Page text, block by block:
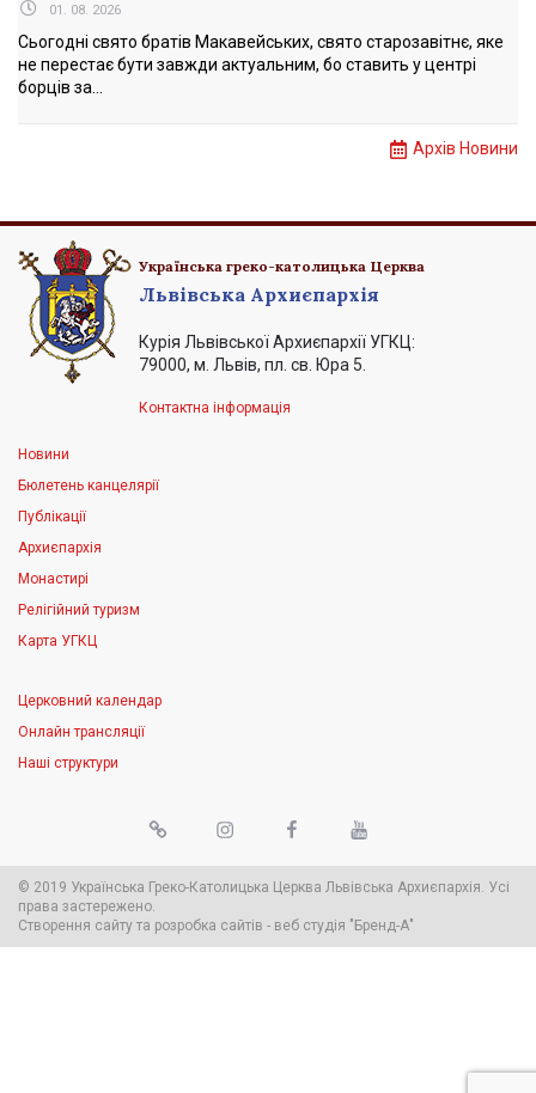
01. 08. 2026
Сьогодні свято братів Макавейських, свято старозавітнє, яке
не перестає бути завжди актуальним, бо ставить у центрі
борців за...
Архів Новини
Українська греко-католицька Церква
Львівська Архиєпархія
Курія Львівської Архиєпархії УГКЦ:
79000, м. Львів, пл. св. Юра 5.
Контактна інформація
Новини
Бюлетень канцелярії
Публікації
Архиєпархія
Монастирі
Релігійний туризм
Карта УГКЦ
Церковний календар
Онлайн трансляції
Наші структури
© 2019 Українська Греко-Католицька Церква Львівська Архиєпархія. Усі
права застережено.
Створення сайту та розробка сайтів - веб студія "Бренд-А"